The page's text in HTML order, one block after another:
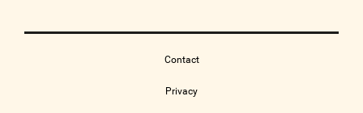
Contact
Privacy